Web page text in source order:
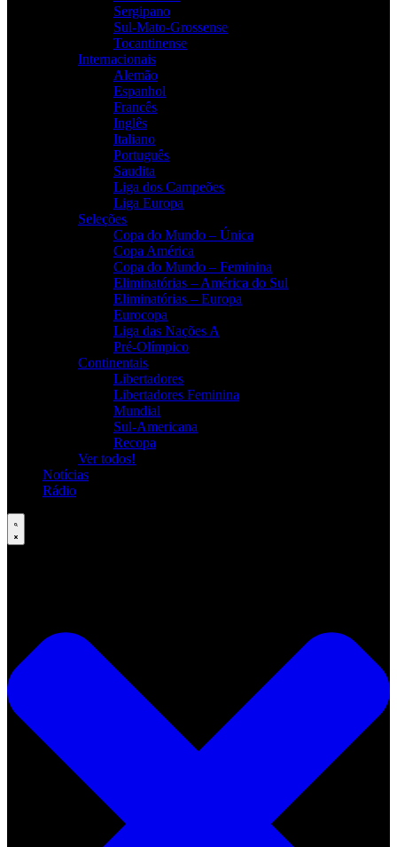
Sergipano
Sul-Mato-Grossense
Tocantinense
Internacionais
Alemão
Espanhol
Francês
Inglês
Italiano
Português
Saudita
Liga dos Campeões
Liga Europa
Seleções
Copa do Mundo – Única
Copa América
Copa do Mundo – Feminina
Eliminatórias – América do Sul
Eliminatórias – Europa
Eurocopa
Liga das Nações A
Pré-Olímpico
Continentais
Libertadores
Libertadores Feminina
Mundial
Sul-Americana
Recopa
Ver todos!
Notícias
Rádio